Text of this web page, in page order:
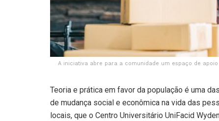
A iniciativa abre para a comunidade um espaço de
Teoria e prática em favor da população é uma
de mudança social e econômica na vida das
locais, que o Centro Universitário UniFacid